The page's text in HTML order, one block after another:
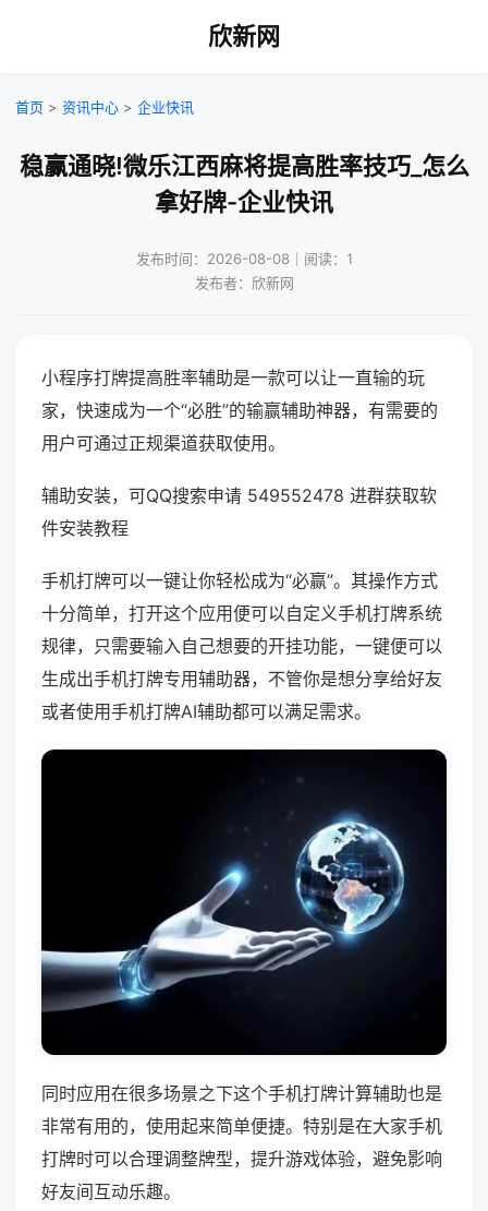
欣新网
首页 > 资讯中心 > 企业快讯
稳赢通晓!微乐江西麻将提高胜率技巧_怎么
拿好牌-企业快讯
发布时间：2026-08-08｜阅读：1
发布者：欣新网
小程序打牌提高胜率辅助是一款可以让一直输的玩
家，快速成为一个“必胜”的输赢辅助神器，有需要的
用户可通过正规渠道获取使用。
辅助安装，可QQ搜索申请 549552478 进群获取软
件安装教程
手机打牌可以一键让你轻松成为“必赢”。其操作方式
十分简单，打开这个应用便可以自定义手机打牌系统
规律，只需要输入自己想要的开挂功能，一键便可以
生成出手机打牌专用辅助器，不管你是想分享给好友
或者使用手机打牌AI辅助都可以满足需求。
同时应用在很多场景之下这个手机打牌计算辅助也是
非常有用的，使用起来简单便捷。特别是在大家手机
打牌时可以合理调整牌型，提升游戏体验，避免影响
好友间互动乐趣。